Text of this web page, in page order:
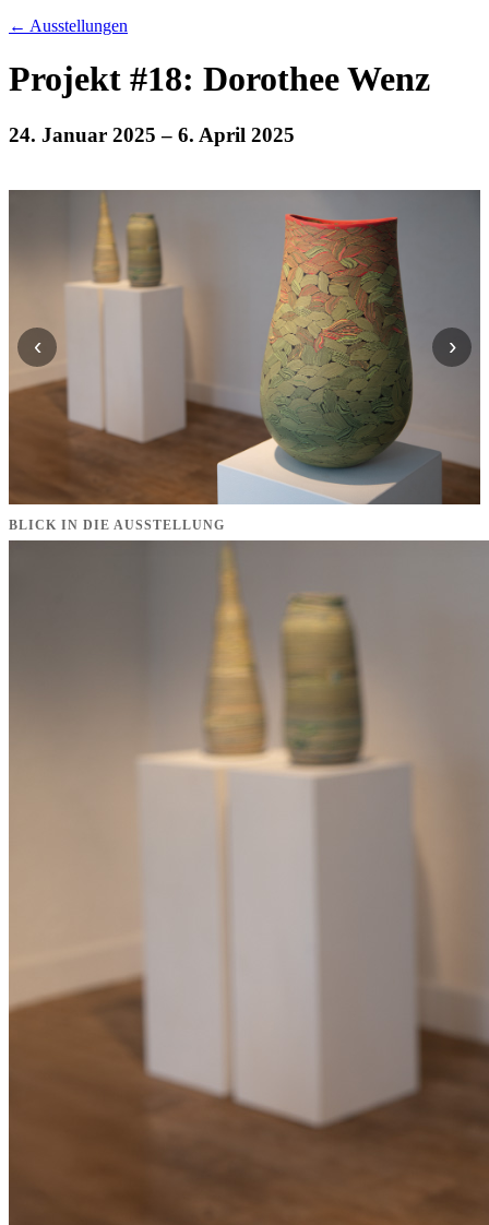
← Ausstellungen
Projekt #18: Dorothee Wenz
24. Januar 2025 – 6. April 2025
‹ ›
BLICK IN DIE AUSSTELLUNG